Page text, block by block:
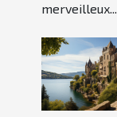
merveilleux...